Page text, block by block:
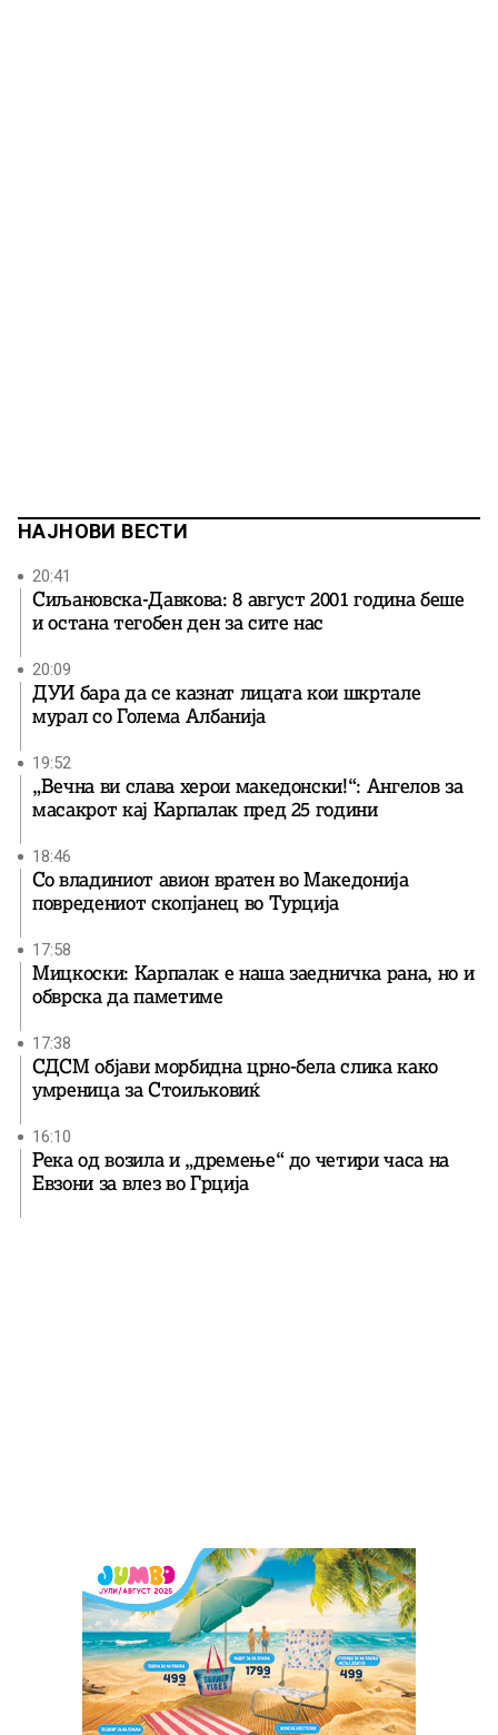
НАЈНОВИ ВЕСТИ
20:41
Сиљановска-Давкова: 8 август 2001 година беше
и остана тегобен ден за сите нас
20:09
ДУИ бара да се казнат лицата кои шкртале
мурал со Голема Албанија
19:52
„Вечна ви слава херои македонски!“: Ангелов за
масакрот кај Карпалак пред 25 години
18:46
Со владиниот авион вратен во Македонија
повредениот скопјанец во Турција
17:58
Мицкоски: Карпалак е наша заедничка рана, но и
обврска да паметиме
17:38
СДСМ објави морбидна црно-бела слика како
умреница за Стоиљковиќ
16:10
Река од возила и „дремење“ до четири часа на
Евзони за влез во Грција